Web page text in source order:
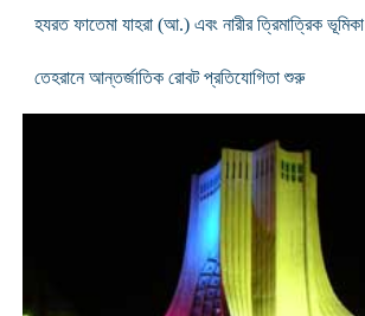
হযরত ফাতেমা যাহরা (আ.) এবং নারীর ত্রিমাত্রিক ভূমিকা
তেহরানে আন্তর্জাতিক রোবট প্রতিযোগিতা শুরু